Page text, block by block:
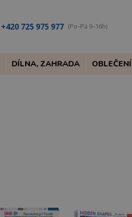
+420 725 975 977 (Po–Pá 9–16h)
DÍLNA, ZAHRADA OBLEČENÍ